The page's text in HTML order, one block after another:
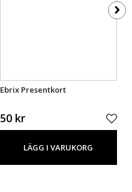
Ebrix Presentkort
50 kr
LÄGG I VARUKORG